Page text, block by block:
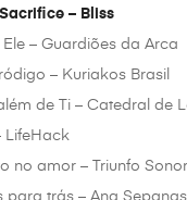
– Bliss
Ele – Guardiões da Arca
– Kuriakos Brasil
de Ti – Catedral de
LifeHack
no amor – Triunfo
para trás – Ana Sepanas